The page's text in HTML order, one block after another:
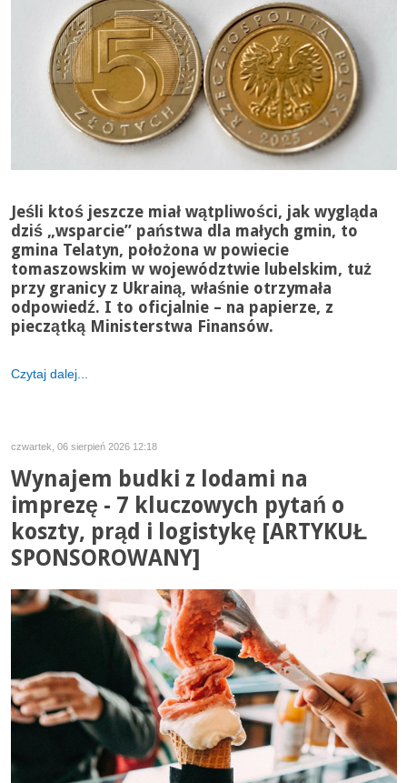
Jeśli ktoś jeszcze miał wątpliwości, jak wygląda
dziś „wsparcie” państwa dla małych gmin, to
gmina Telatyn, położona w powiecie
tomaszowskim w województwie lubelskim, tuż
przy granicy z Ukrainą, właśnie otrzymała
odpowiedź. I to oficjalnie – na papierze, z
pieczątką Ministerstwa Finansów.
Czytaj dalej...
czwartek, 06 sierpień 2026 12:18
Wynajem budki z lodami na
imprezę - 7 kluczowych pytań o
koszty, prąd i logistykę [ARTYKUŁ
SPONSOROWANY]